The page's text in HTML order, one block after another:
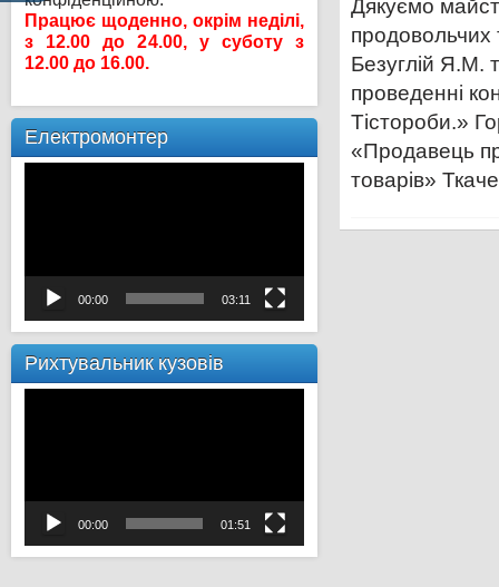
Працює щоденно, окрім неділі,
з 12.00 до 24.00, у суботу з
12.00 до 16.00.
Електромонтер
00:00 03:11
Рихтувальник кузовів
00:00 01:51
Дякуємо
продовольчих
Безуглій Я.М.
проведенні
Тістороби.»
«Продавець
товарів»